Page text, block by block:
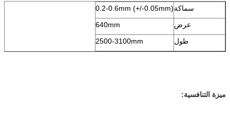
سماكة0.2-0.6mm (+/-0.05mm)
عرض
640mm
طول
2500-3100mm
ميزة التنافسية: